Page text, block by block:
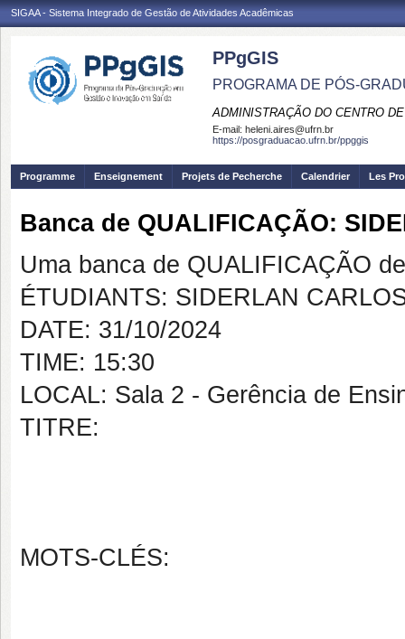
SIGAA - Sistema Integrado de Gestão de Atividades Acadêmicas
PPgGIS
PROGRAMA DE PÓS-
ADMINISTRAÇÃO DO CENTRO
E-mail: heleni.aires@ufrn.br
https://posgraduacao.ufrn.br/ppggis
Programme Enseignement Projets de Pecherche Calendrier Les
Banca de QUALIFICAÇÃO:
Uma banca de QUALIFICAÇÃO
ÉTUDIANTS: SIDERLAN
DATE: 31/10/2024
TIME: 15:30
LOCAL: Sala 2 - Gerência de
TITRE:
MOTS-CLÉS: